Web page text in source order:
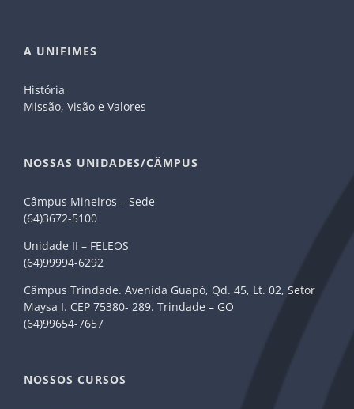
A UNIFIMES
História
Missão, Visão e Valores
NOSSAS UNIDADES/CÂMPUS
Câmpus Mineiros – Sede
(64)3672-5100
Unidade II – FELEOS
(64)99994-6292
Câmpus Trindade. Avenida Guapó, Qd. 45, Lt. 02, Setor
Maysa I. CEP 75380- 289. Trindade – GO
(64)99654-7657
NOSSOS CURSOS